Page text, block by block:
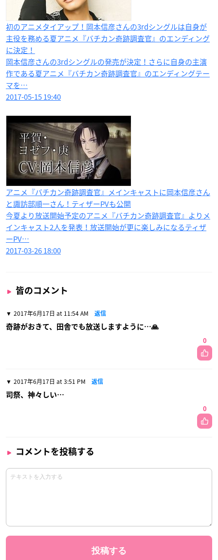
初のアニメタイアップ！岡本信彦さんの3rdシングルは自身が
主役を務める夏アニメ『バチカン奇跡調査官』のエンディング
に決定！
岡本信彦さんの3rdシングルの発売が決定！さらに自身の主演
作である夏アニメ『バチカン奇跡調査官』のエンディングテー
マを…
2017-05-15 19:40
アニメ『バチカン奇跡調査官』メインキャストに岡本信彦さん
と諏訪部順一さん！ティザーPVも公開
今夏より放送開始予定のアニメ『バチカン奇跡調査官』よりメ
インキャスト2人を発表！放送開始が更に楽しみになるティザ
ーPV…
2017-03-26 18:00
皆のコメント
2017年6月17日 at 11:54 AM 返信
奇跡がおきて、田舎でも放送しますように…🙏
0
2017年6月17日 at 3:51 PM 返信
司祭、神々しい…
0
コメントを投稿する